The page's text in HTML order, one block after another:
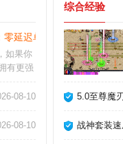
延迟单刷魔龙教主的无敌
如果你
有更强
力的厮
备系
快感炸裂！
08-10
风破。
08-10
综合经验
5.0至尊魔
战神套装